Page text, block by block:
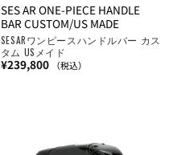
SES AR ONE-PIECE HANDLE
BAR CUSTOM/US MADE
SESARワンピースハンドルバー カス
タム USメイド
¥239,800 （税込）